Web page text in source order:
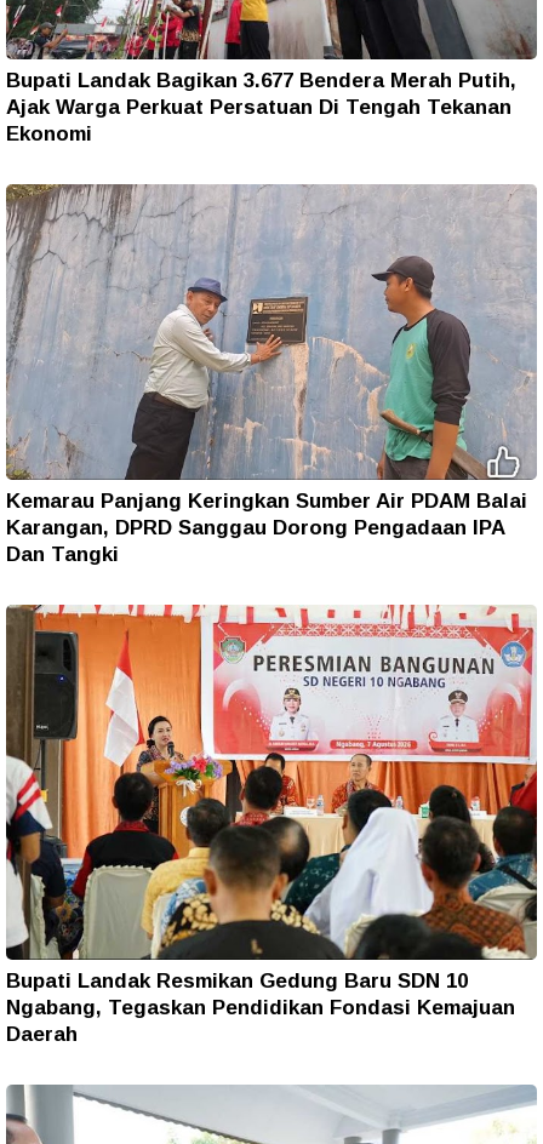
Bupati Landak Bagikan 3.677 Bendera Merah Putih,
Ajak Warga Perkuat Persatuan Di Tengah Tekanan
Ekonomi
Kemarau Panjang Keringkan Sumber Air PDAM Balai
Karangan, DPRD Sanggau Dorong Pengadaan IPA
Dan Tangki
Bupati Landak Resmikan Gedung Baru SDN 10
Ngabang, Tegaskan Pendidikan Fondasi Kemajuan
Daerah